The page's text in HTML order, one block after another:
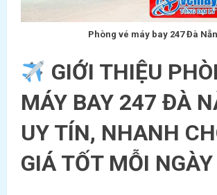
Phòng vé máy bay 247 Đà
GIỚI THIỆU
MÁY BAY 247 ĐÀ
UY TÍN, NHANH
GIÁ TỐT MỖI NGÀY